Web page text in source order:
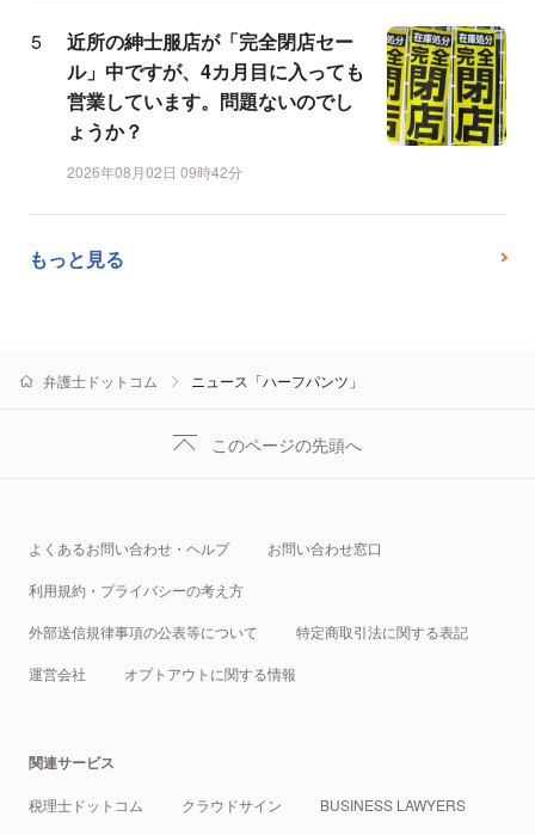
近所の紳士服店が「完全閉店セー
ル」中ですが、4カ月目に入っても
営業しています。問題ないのでし
ょうか？
2026年08月02日 09時42分
もっと見る
弁護士ドットコム ニュース「ハーフパンツ」
このページの先頭へ
よくあるお問い合わせ・ヘルプ お問い合わせ窓口
利用規約・プライバシーの考え方
外部送信規律事項の公表等について 特定商取引法に関する表記
運営会社 オプトアウトに関する情報
関連サービス
税理士ドットコム クラウドサイン BUSINESS LAWYERS